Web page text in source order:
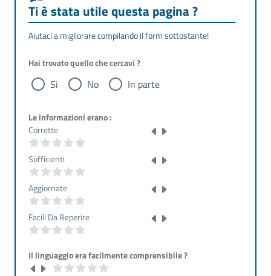
Ti è stata utile questa pagina ?
Aiutaci a migliorare compilando il form sottostante!
Hai trovato quello che cercavi ?
Si No In parte
Le informazioni erano :
Corrette
Sufficienti
Aggiornate
Facili Da Reperire
Il linguaggio era facilmente comprensibile ?